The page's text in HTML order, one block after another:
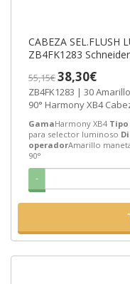
CABEZA SEL.FLUSH
ZB4FK1283
55,15€38,30€
ZB4FK1283 | 30
90° Harmony XB4
GamaHarmony XB4
para selector luminoso
operadorAmarillo
90°
-